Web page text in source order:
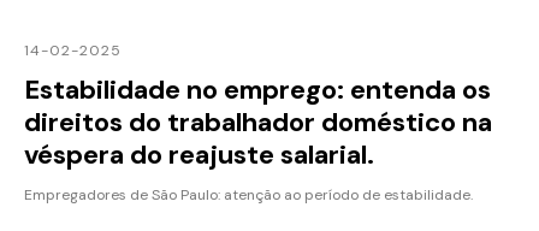
14-02-2025
Estabilidade no emprego: entenda os
direitos do trabalhador doméstico na
véspera do reajuste salarial.
Empregadores de São Paulo: atenção ao período de estabilidade.